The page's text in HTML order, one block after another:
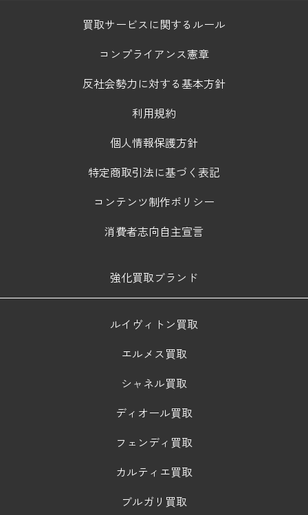
買取サービスに関するルール
コンプライアンス憲章
反社会勢力に対する基本方針
利用規約
個人情報保護方針
特定商取引法に基づく表記
コンテンツ制作ポリシー
消費者志向自主宣言
強化買取ブランド
ルイヴィトン買取
エルメス買取
シャネル買取
ディオール買取
フェンディ買取
カルティエ買取
ブルガリ買取